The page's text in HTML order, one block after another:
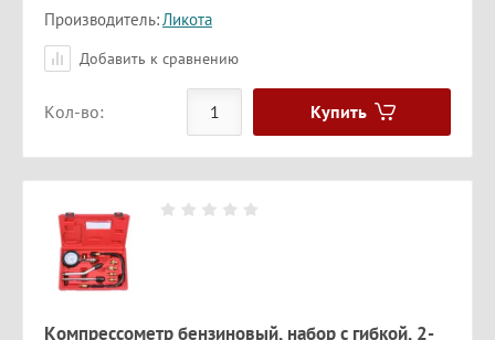
Производитель: Ликота
Добавить к сравнению
Кол-во: Купить
Компрессометр бензиновый, набор с гибкой, 2-